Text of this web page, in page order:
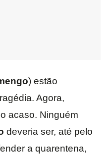
) estão
Agora,
acaso. Ninguém
deveria ser, até pelo
a quarentena,